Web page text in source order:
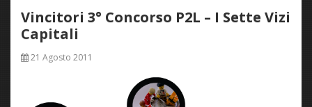
Vincitori 3° Concorso P2L – I Sette Vizi
Capitali
21 Agosto 2011